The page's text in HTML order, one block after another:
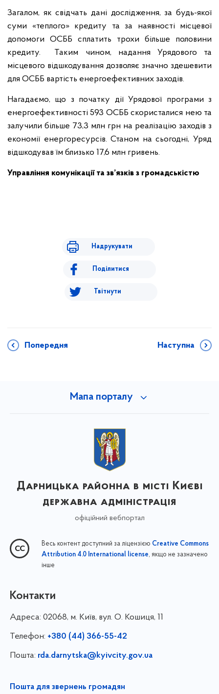
Загалом, як свідчать дані дослідження, за будь-якої
суми «теплого» кредиту та за наявності місцевої
допомоги ОСББ сплатить трохи більше половини
кредиту. Таким чином, надання Урядового та
місцевого відшкодування дозволяє значно здешевити
для ОСББ вартість енергоефективних заходів.
Нагадаємо, що з початку дії Урядової програми з
енергоефективності 593 ОСББ скористалися нею та
залучили більше 73,3 млн грн на реалізацію заходів з
економії енергоресурсів. Станом на сьогодні, Уряд
відшкодував їм близько 17,6 млн гривень.
Управління комунікації та зв’язків з громадськістю
Надрукувати
Поділитися
Твітнути
Попередня Наступна
Мапа порталу
Дарницька районна в місті Києві
державна адміністрація
офіційний вебпортал
Весь контент доступний за ліцензією Creative Commons
Attribution 4.0 International license, якщо не зазначено
інше
Контакти
Адреса: 02068, м. Київ, вул. О. Кошиця, 11
Телефон: +380 (44) 366-55-42
Пошта: rda.darnytska@kyivcity.gov.ua
Пошта для звернень громадян